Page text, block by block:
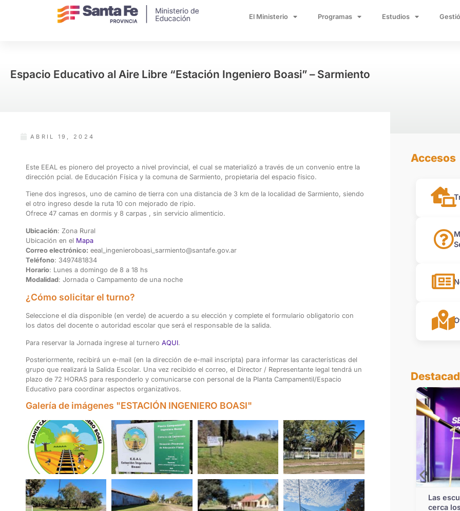
El Ministerio Programas Estudios
Espacio Educativo al Aire Libre “Estación Ingeniero Boasi” – Sarmiento
ABRIL 19, 2024
Este EEAL es pionero del proyecto a nivel provincial, el cual se materializó a través de un convenio entre la
dirección pcial. de Educación Física y la comuna de Sarmiento, propietaria del espacio físico.
Tiene dos ingresos, uno de camino de tierra con una distancia de 3 km de la localidad de Sarmiento, siendo
el otro ingreso desde la ruta 10 con mejorado de ripio.
Ofrece 47 camas en dormis y 8 carpas , sin servicio alimenticio.
Ubicación: Zona Rural
Ubicación en el Mapa
Correo electrónico: eeal_ingenieroboasi_sarmiento@santafe.gov.ar
Teléfono: 3497481834
Horario: Lunes a domingo de 8 a 18 hs
Modalidad: Jornada o Campamento de una noche
¿Cómo solicitar el turno?
Seleccione el día disponible (en verde) de acuerdo a su elección y complete el formulario obligatorio con
los datos del docente o autoridad escolar que será el responsable de la salida.
Para reservar la Jornada ingrese al turnero AQUI.
Posteriormente, recibirá un e-mail (en la dirección de e-mail inscripta) para informar las características del
grupo que realizará la Salida Escolar. Una vez recibido el correo, el Director / Representante legal tendrá un
plazo de 72 HORAS para responderlo y comunicarse con personal de la Planta Campamentil/Espacio
Educativo para coordinar aspectos organizativos.
Galería de imágenes "ESTACIÓN INGENIERO BOASI"
Accesos
Pullaro refuerza la inversión en
infraestructura escolar con otra etapa
Las
cerca